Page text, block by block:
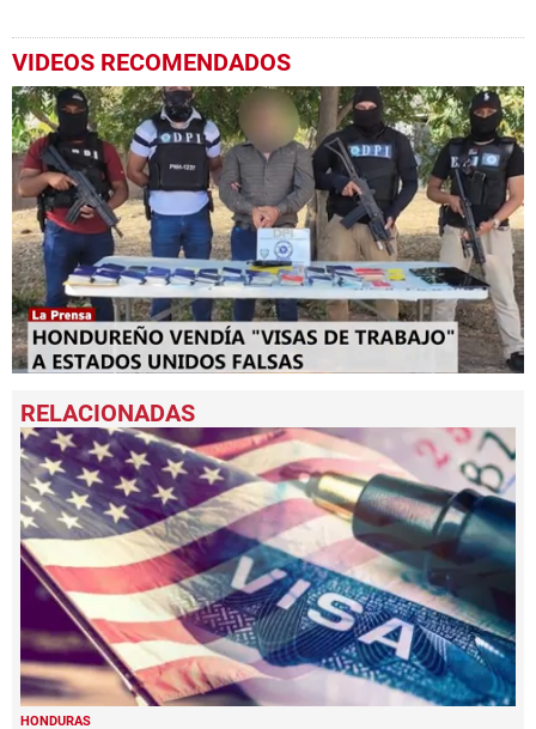
VIDEOS RECOMENDADOS
seconds
of
1
minute,
12
seconds
HONDURAS